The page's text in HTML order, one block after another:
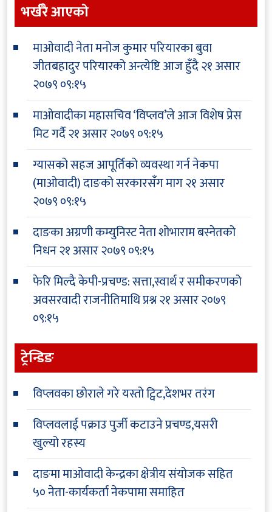
भर्खरै आएकाे
माओवादी नेता मनोज कुमार परियारका बुवा
जीतबहादुर परियारको अन्त्येष्टि आज हुँदै२१ असार
२०७९ ०९:१५
माओवादीका महासचिव ‘विप्लव’ले आज विशेष प्रेस
मिट गर्दै२१ असार २०७९ ०९:१५
ग्यासको सहज आपूर्तिको व्यवस्था गर्न नेकपा
(माओवादी) दाङको सरकारसँग माग२१ असार
२०७९ ०९:१५
दाङका अग्रणी कम्युनिस्ट नेता शोभाराम बस्नेतको
निधन२१ असार २०७९ ०९:१५
फेरि मिल्दै केपी-प्रचण्ड: सत्ता,स्वार्थ र समीकरणको
अवसरवादी राजनीतिमाथि प्रश्न२१ असार २०७९
०९:१५
ट्रेन्डिङ
विप्लवका छोराले गरे यस्तो ट्विट,देशभर तरंग
विप्लवलाई पक्राउ पुर्जी कटाउने प्रचण्ड,यसरी
खुल्यो रहस्य
दाङमा माओवादी केन्द्रका क्षेत्रीय संयोजक सहित
५० नेता-कार्यकर्ता नेकपामा समाहित